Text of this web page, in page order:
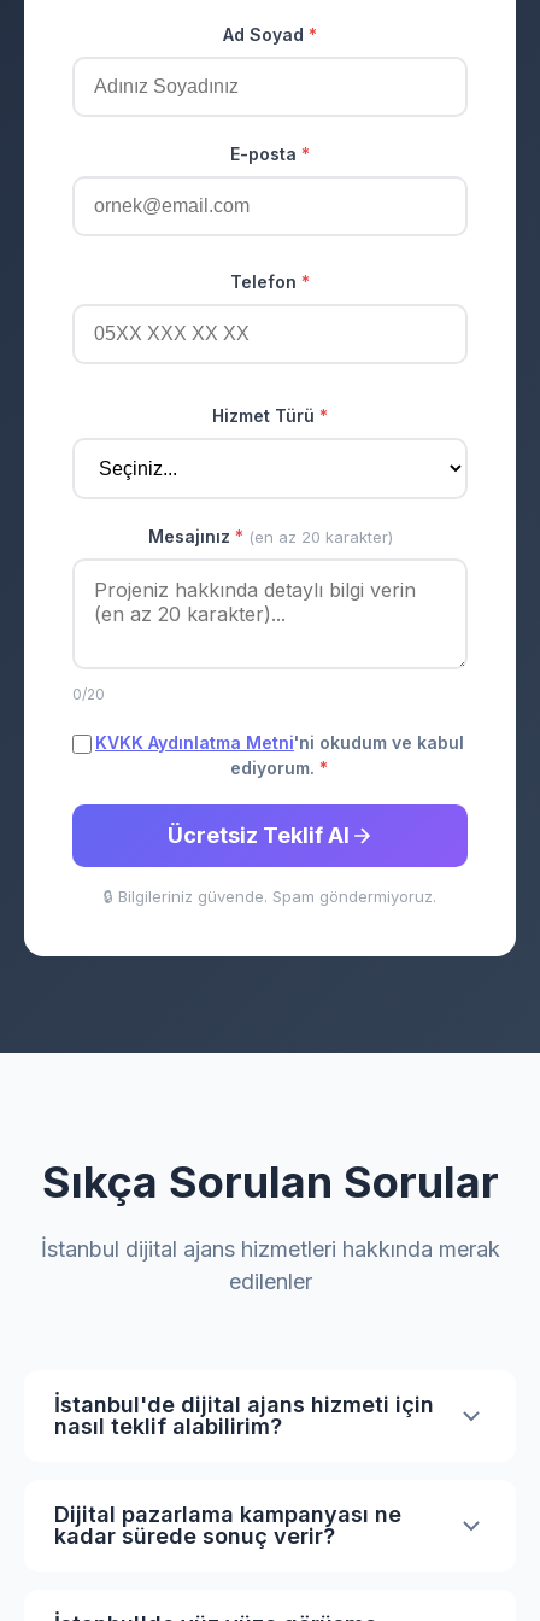
Ad Soyad *
E-posta *
Telefon *
Hizmet Türü *
Mesajınız * (en az 20 karakter)
0/20
KVKK Aydınlatma Metni'ni okudum ve kabul
ediyorum. *
Ücretsiz Teklif Al
🔒 Bilgileriniz güvende. Spam göndermiyoruz.
Sıkça Sorulan Sorular
İstanbul dijital ajans hizmetleri hakkında merak
edilenler
İstanbul'de dijital ajans hizmeti için
nasıl teklif alabilirim?
sayfamızdaki formu doldurabilir veya bize
doğrudan ulaşabilirsiniz. Proje detaylarınıza
Dijital pazarlama kampanyası ne
kadar sürede sonuç verir?